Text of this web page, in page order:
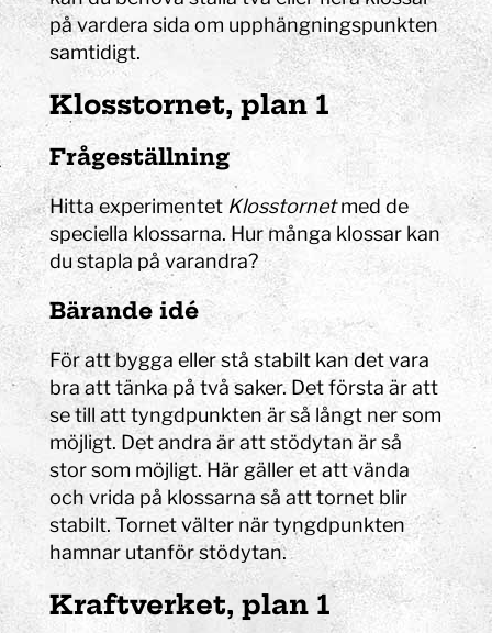
på vardera sida om upphängningspunkten
samtidigt.
Klosstornet, plan 1
Frågeställning
Hitta experimentet Klosstornetmed de
speciella klossarna. Hur många klossar kan
du stapla på varandra?
Bärande idé
För att bygga eller stå stabilt kan det vara
bra att tänka på två saker. Det första är att
se till att tyngdpunkten är så långt ner som
möjligt. Det andra är att stödytan är så
stor som möjligt. Här gäller et att vända
och vrida på klossarna så att tornet blir
stabilt. Tornet välter när tyngdpunkten
hamnar utanför stödytan.
Kraftverket, plan 1